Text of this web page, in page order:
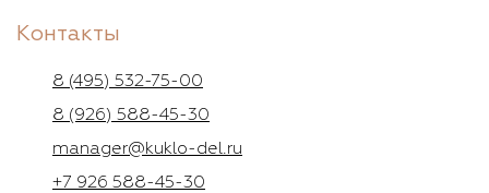
Контакты
8 (495) 532-75-00
8 (926) 588-45-30
manager@kuklo-del.ru
+7 926 588-45-30